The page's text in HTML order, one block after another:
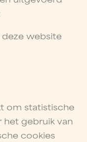
website
om statistische
gebruik van
cookies